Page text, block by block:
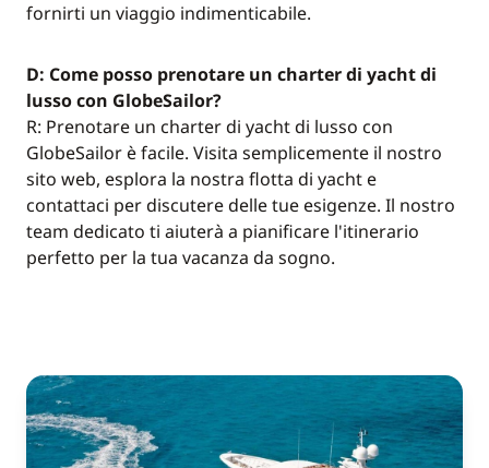
fornirti un viaggio indimenticabile.
D: Come posso prenotare un charter di yacht di
lusso con GlobeSailor?
R: Prenotare un charter di yacht di lusso con
GlobeSailor è facile. Visita semplicemente il nostro
sito web, esplora la nostra flotta di yacht e
contattaci per discutere delle tue esigenze. Il nostro
team dedicato ti aiuterà a pianificare l'itinerario
perfetto per la tua vacanza da sogno.